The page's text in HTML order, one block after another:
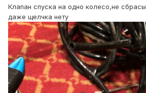
Клапан спуска на одно колесо,не
даже щелчка нету